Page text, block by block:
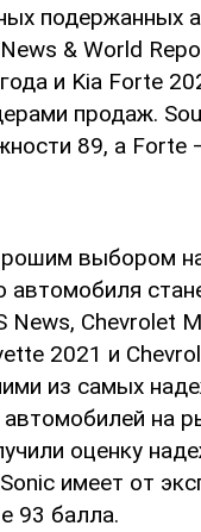
подержанных
& World
и Kia Forte
продаж.
89, а Forte
выбором
автомобиля
News, Chevrolet
2021 и
из самых
на
оценку
имеет от
93 балла.